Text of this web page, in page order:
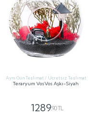
Aynı Gün Teslimat / Ücretsiz Teslimat
Teraryum VosVos Aşkı-Siyah
1289,90 TL